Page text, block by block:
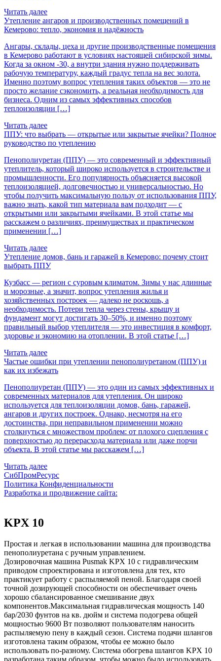
Читать далее
Утепление ангаров и производственных помещений в
Кемерово: тепло, экономия и надёжность
Ангары, склады, цеха и другие производственные помещения
в Кемерово работают в условиях настоящей сибирской зимы.
Когда за окном -30, а внутри здания нужно поддерживать
рабочую температуру, каждый градус тепла на вес золота.
Именно поэтому вопрос утепления таких объектов — это не
просто желание сэкономить, а реальная необходимость для
бизнеса. Одним из самых эффективных способов
теплоизоляции […]
Читать далее
ППУ: что выбрать — открытые или закрытые ячейки? Полное
руководство по утеплению
Пенополиуретан (ППУ) — это современный и эффективный
утеплитель, который широко используется в строительстве и
промышленности. Его популярность объясняется высокой
теплоизоляцией, долговечностью и универсальностью. Но
чтобы получить максимальную пользу от использования ППУ,
важно знать, какой тип материала вам подходит — с
открытыми или закрытыми ячейками. В этой статье мы
расскажем о различиях, преимуществах и практическом
применении […]
Читать далее
Утепление домов, бань и гаражей в Кемерово: почему стоит
выбрать ППУ
Кузбасс — регион с суровым климатом. Зимы у нас длинные
и морозные, а значит, вопрос утепления жилья и
хозяйственных построек — далеко не роскошь, а
необходимость. Потери тепла через стены, крышу и
фундамент могут достигать 30–50%, и именно поэтому
правильный выбор утеплителя — это инвестиция в комфорт,
здоровье и экономию на отоплении. В этой статье […]
Читать далее
Частые ошибки при утеплении пенополиуретаном (ППУ) и
как их избежать
Пенополиуретан (ППУ) — это один из самых эффективных и
современных материалов для утепления. Он широко
используется для теплоизоляции домов, бань, гаражей,
ангаров и других построек. Однако, несмотря на его
достоинства, при неправильном применении можно
столкнуться с множеством проблем: от плохого сцепления с
поверхностью до перерасхода материала или даже порчи
объекта. В этой статье мы расскажем […]
Читать далее
СибПромРесурс
Политика Конфиденциальности
Разработка и продвижение сайта:
KPX 10
Простая и легкая в использовании машина для производства
пенополиуретана с ручным управлением.
Дозировочная машина Pusmak KPX 10 с гидравлическим
приводом спроектирована и изготовлена для тех, кто
практикует работу с распыляемой пеной. Благодаря своей
точной дозирующей способности он обеспечивает очень
хорошо сбалансированное смешивание двух
компонентов.Максимальная гидравлическая мощность 140
бар/2030 фунтов на кв. дюйм и система подогрева общей
мощностью 9600 Вт позволяют пользователям наносить
распыляемую пену в каждый сезон. Система подачи шлангов
изготовлена таким образом, чтобы ее можно было
использовать по-разному. Система обогрева шлангов KPX 10